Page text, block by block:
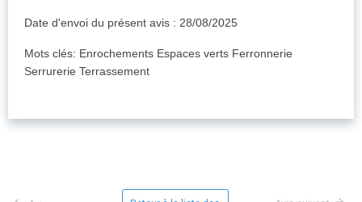
Date d'envoi du présent avis : 28/08/2025
Mots clés: Enrochements Espaces verts Ferronnerie
Serrurerie Terrassement